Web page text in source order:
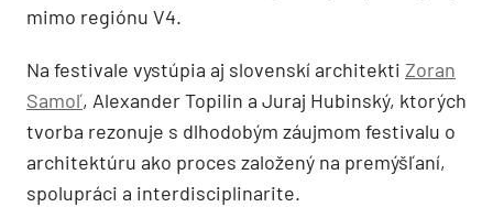
mimo regiónu V4.
Na festivale vystúpia aj slovenskí architekti Zoran
Samoľ, Alexander Topilin a Juraj Hubinský, ktorých
tvorba rezonuje s dlhodobým záujmom festivalu o
architektúru ako proces založený na premýšľaní,
spolupráci a interdisciplinarite.